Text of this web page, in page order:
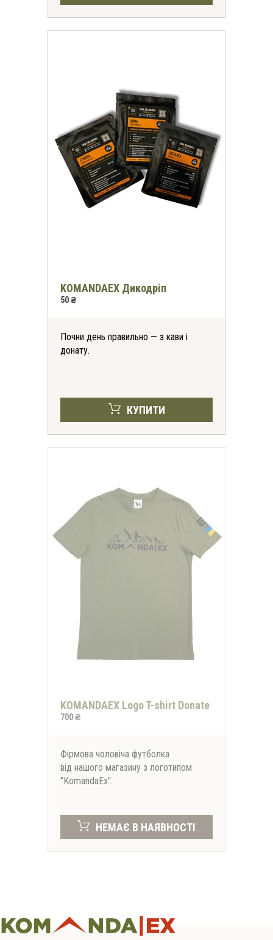
KOMANDAEX Дикодріп
50 ₴
Почни день правильно — з кави і
донату.
КУПИТИ
KOMANDAEX Logo T-shirt Donate
700 ₴
Фірмова чоловіча футболка
від нашого магазину з логотипом
"KomandaEx".
НЕМАЄ В НАЯВНОСТІ